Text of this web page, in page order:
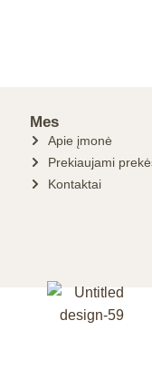
Mes
Apie įmonė
Prekiaujami
Kontaktai